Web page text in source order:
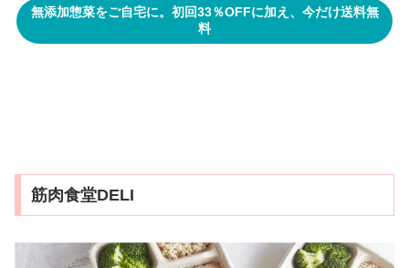
無添加惣菜をご自宅に。初回33％OFFに加え、今だけ送料無
料
筋肉食堂DELI